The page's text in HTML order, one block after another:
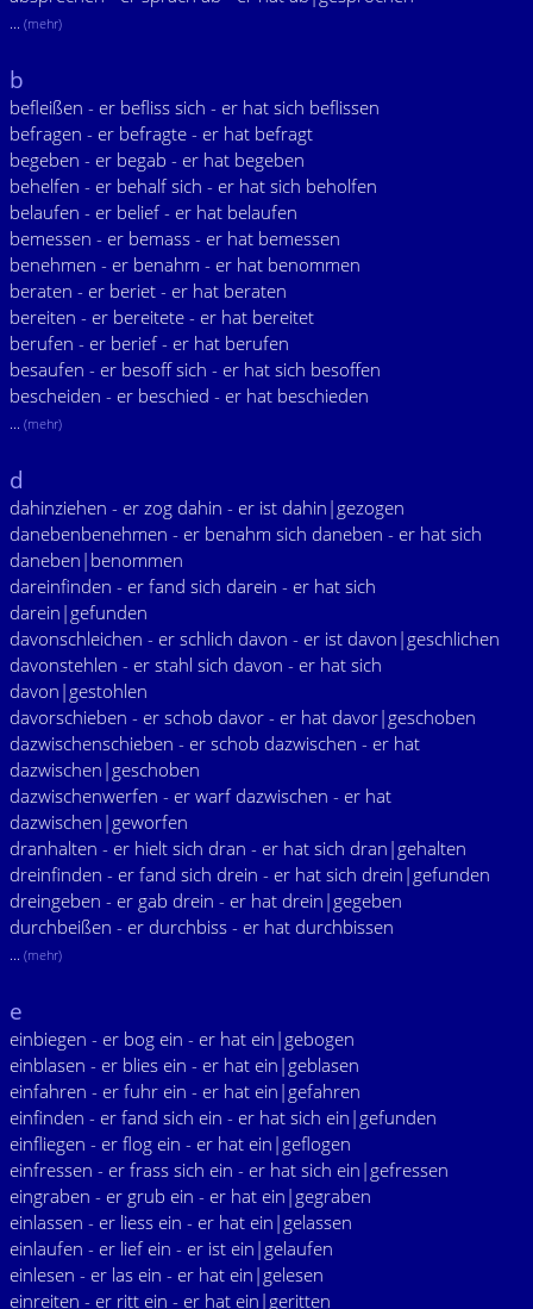
... (mehr)
b
befleißen - er befliss sich - er hat sich beflissen
befragen - er befragte - er hat befragt
begeben - er begab - er hat begeben
behelfen - er behalf sich - er hat sich beholfen
belaufen - er belief - er hat belaufen
bemessen - er bemass - er hat bemessen
benehmen - er benahm - er hat benommen
beraten - er beriet - er hat beraten
bereiten - er bereitete - er hat bereitet
berufen - er berief - er hat berufen
besaufen - er besoff sich - er hat sich besoffen
bescheiden - er beschied - er hat beschieden
... (mehr)
d
dahinziehen - er zog dahin - er ist dahin|gezogen
danebenbenehmen - er benahm sich daneben - er hat sich
daneben|benommen
dareinfinden - er fand sich darein - er hat sich
darein|gefunden
davonschleichen - er schlich davon - er ist davon|geschlichen
davonstehlen - er stahl sich davon - er hat sich
davon|gestohlen
davorschieben - er schob davor - er hat davor|geschoben
dazwischenschieben - er schob dazwischen - er hat
dazwischen|geschoben
dazwischenwerfen - er warf dazwischen - er hat
dazwischen|geworfen
dranhalten - er hielt sich dran - er hat sich dran|gehalten
dreinfinden - er fand sich drein - er hat sich drein|gefunden
dreingeben - er gab drein - er hat drein|gegeben
durchbeißen - er durchbiss - er hat durchbissen
... (mehr)
e
einbiegen - er bog ein - er hat ein|gebogen
einblasen - er blies ein - er hat ein|geblasen
einfahren - er fuhr ein - er hat ein|gefahren
einfinden - er fand sich ein - er hat sich ein|gefunden
einfliegen - er flog ein - er hat ein|geflogen
einfressen - er frass sich ein - er hat sich ein|gefressen
eingraben - er grub ein - er hat ein|gegraben
einlassen - er liess ein - er hat ein|gelassen
einlaufen - er lief ein - er ist ein|gelaufen
einlesen - er las ein - er hat ein|gelesen
einreiten - er ritt ein - er hat ein|geritten